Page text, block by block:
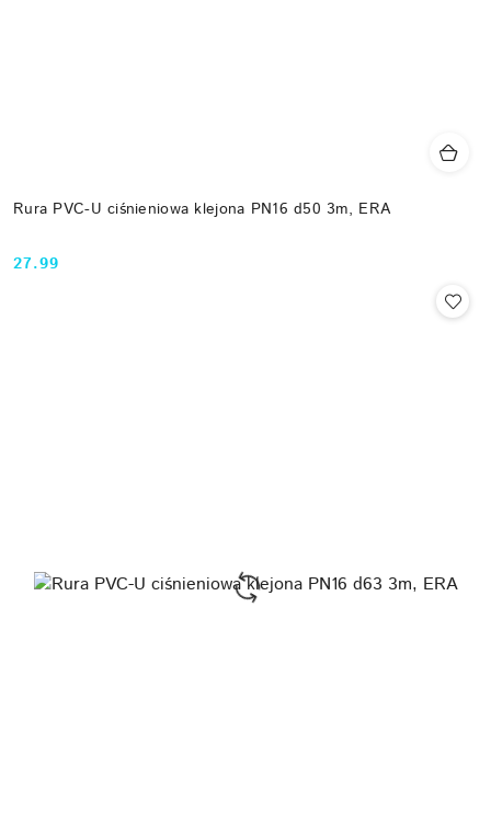
Rura PVC-U ciśnieniowa klejona PN16 d50 3m, ERA
Cena:
27.99